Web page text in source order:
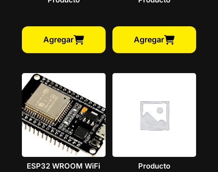
Agregar Agregar
ESP32 WROOM WiFi
Producto